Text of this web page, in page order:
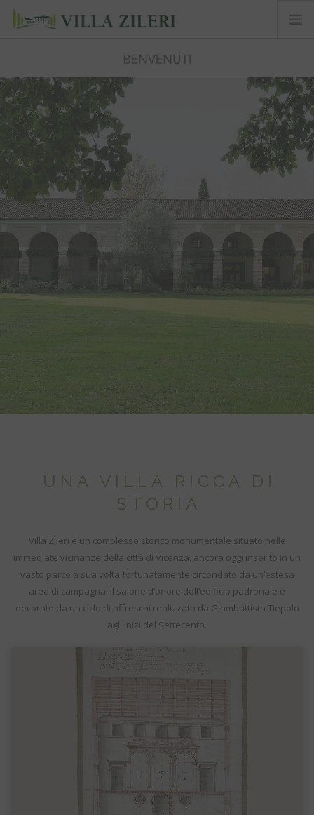
GLI APPARTAMENTI
GLI UFFICI
EVENTI
PORTALE INQUILINO
ENGLISH
MERAVIGLIE
GALLERIA
TOUR 360
VIVERE LA VILLA
UNA VILLA RICCA DI
STORIA
Villa Zileri è un complesso storico monumentale situato nelle
immediate vicinanze della città di Vicenza, ancora oggi inserito in un
vasto parco a sua volta fortunatamente circondato da un’estesa
area di campagna. Il salone d’onore dell’edificio padronale è
decorato da un ciclo di affreschi realizzato da Giambattista Tiepolo
agli inizi del Settecento.